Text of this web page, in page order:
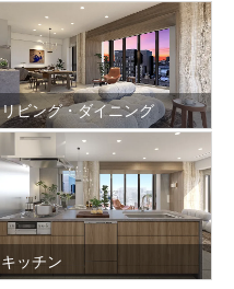
リビング・ダイニング
キッチン